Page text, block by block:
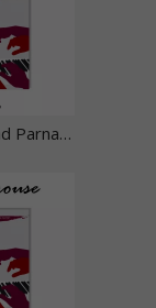
Dr Gradus ad Parnassum